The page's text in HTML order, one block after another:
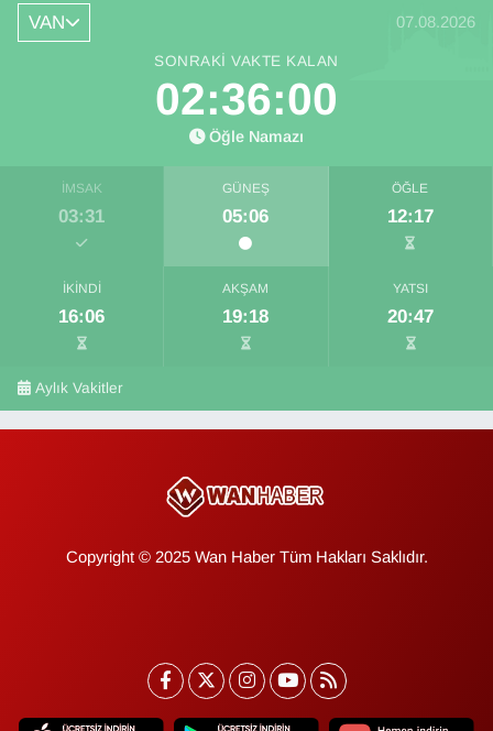
VAN 07.08.2026
SONRAKI VAKTE KALAN
02:35:59
Öğle Namazı
İMSAK
03:31
GÜNEŞ
05:06
ÖĞLE
12:17
İKINDI
16:06
AKŞAM
19:18
YATSI
20:47
Aylık Vakitler
Copyright © 2025 Wan Haber Tüm Hakları Saklıdır.